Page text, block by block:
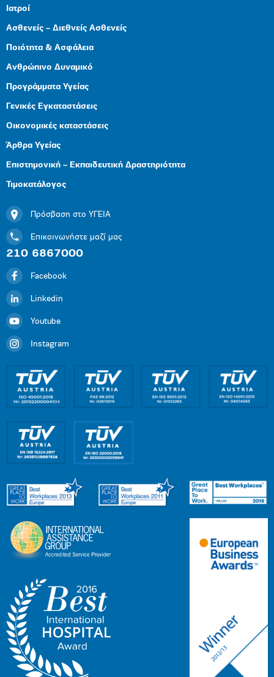
Ιατροί
Ασθενείς – Διεθνείς Ασθενείς
Ποιότητα & Ασφάλεια
Ανθρώπινο Δυναμικό
Προγράμματα Υγείας
Γενικές Εγκαταστάσεις
Οικονομικές καταστάσεις
Άρθρα Υγείας
Επιστημονική – Εκπαιδευτική Δραστηριότητα
Τιμοκατάλογος
Πρόσβαση στο ΥΓΕΙΑ
Επικοινωνήστε μαζί μας
210 6867000
Facebook
Linkedin
Youtube
Instagram